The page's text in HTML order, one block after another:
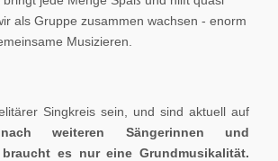
als Gruppe zusammen wachsen - enorm
Musizieren.
Singkreis sein, und sind aktuell auf
nach weiteren Sängerinnen und
braucht es nur eine Grundmusikalität.